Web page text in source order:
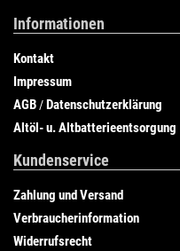
Informationen
Kontakt
Impressum
AGB /Datenschutzerklärung
Altöl- u. Altbatterieentsorgung
Kundenservice
Zahlung und Versand
Verbraucherinformation
Widerrufsrecht